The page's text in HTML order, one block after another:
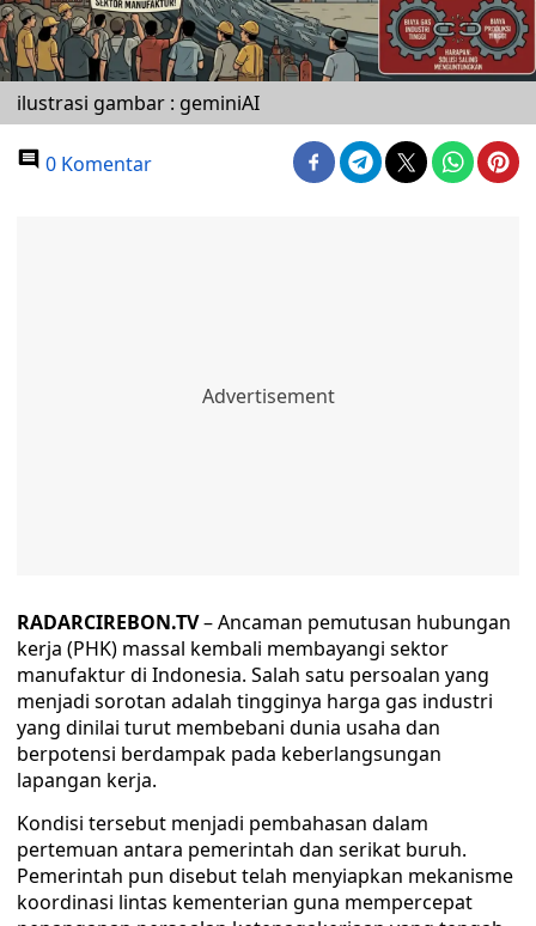
ilustrasi gambar : geminiAI
0 Komentar
RADARCIREBON.TV– Ancaman pemutusan hubungan
kerja (PHK) massal kembali membayangi sektor
manufaktur di Indonesia. Salah satu persoalan yang
menjadi sorotan adalah tingginya harga gas industri
yang dinilai turut membebani dunia usaha dan
berpotensi berdampak pada keberlangsungan
lapangan kerja.
Kondisi tersebut menjadi pembahasan dalam
pertemuan antara pemerintah dan serikat buruh.
Pemerintah pun disebut telah menyiapkan mekanisme
koordinasi lintas kementerian guna mempercepat